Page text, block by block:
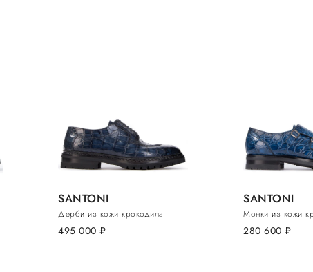
SANTONI
Дерби из кожи крокодила
495 000 руб.
SANTONI
Монки из кожи
280 600 руб.